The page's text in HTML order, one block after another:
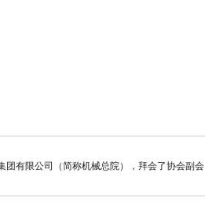
有限公司（简称机械总院），拜会了协会副会